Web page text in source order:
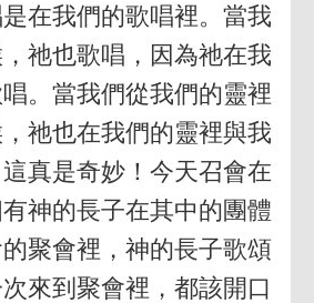
在我們的歌唱裡。當我
祂也歌唱，因為祂在我
。當我們從我們的靈裡
祂也在我們的靈裡與我
真是奇妙！今天召會在
神的長子在其中的團體
聚會裡，神的長子歌頌
來到聚會裡，都該開口